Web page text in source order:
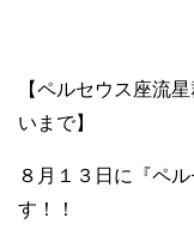
【ペルセウス座流
いまで】
８月１３日に『ペ
す！！